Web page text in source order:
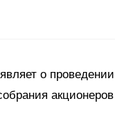
о проведении
акционеров